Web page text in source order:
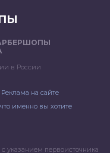
в России
Реклама на сайте
именно вы хотите
указанием первоисточника